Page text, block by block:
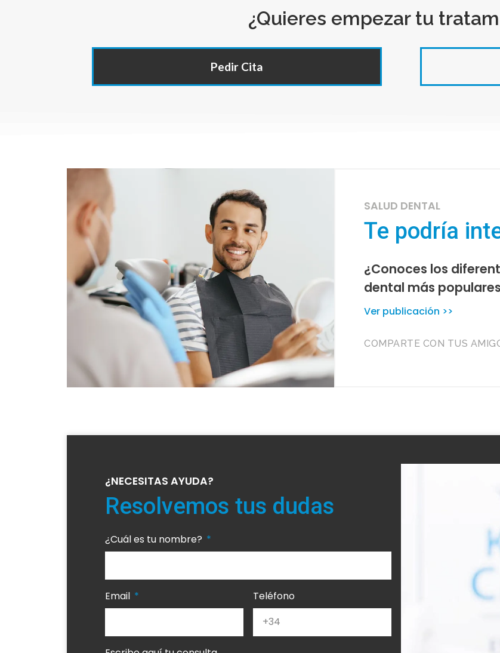
¿Quieres empezar tu
Pedir Cita
SALUD DENTAL
Te podría
¿Conoces los
dental más
Ver publicación >>
COMPARTE CON TUS
¿NECESITAS AYUDA?
Resolvemos tus dudas
¿Cuál es tu nombre?
Email Teléfono